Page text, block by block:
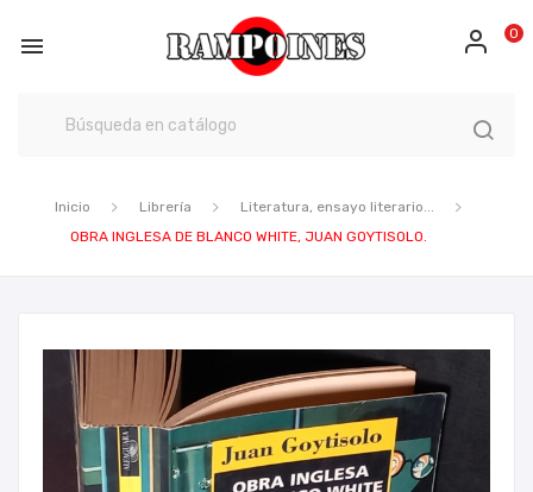
 0
Inicio Librería
Literatura, ensayo literario...
OBRA INGLESA DE BLANCO WHITE, JUAN GOYTISOLO.